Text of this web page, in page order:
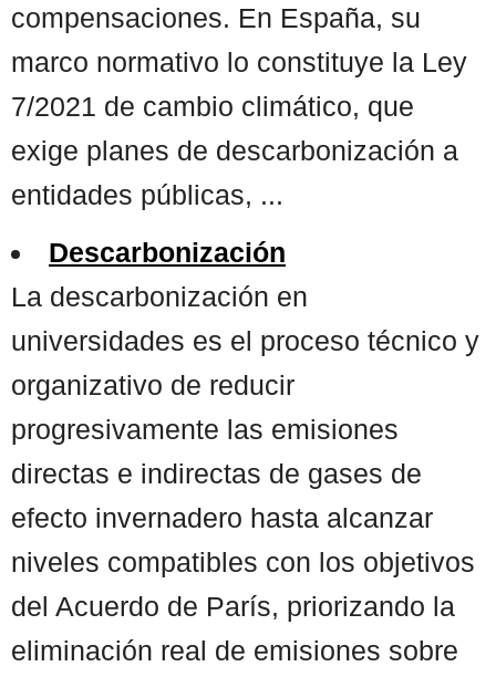
compensaciones. En España, su
marco normativo lo constituye la Ley
7/2021 de cambio climático, que
exige planes de descarbonización a
entidades públicas, ...
Descarbonización
La descarbonización en
universidades es el proceso técnico y
organizativo de reducir
progresivamente las emisiones
directas e indirectas de gases de
efecto invernadero hasta alcanzar
niveles compatibles con los objetivos
del Acuerdo de París, priorizando la
eliminación real de emisiones sobre